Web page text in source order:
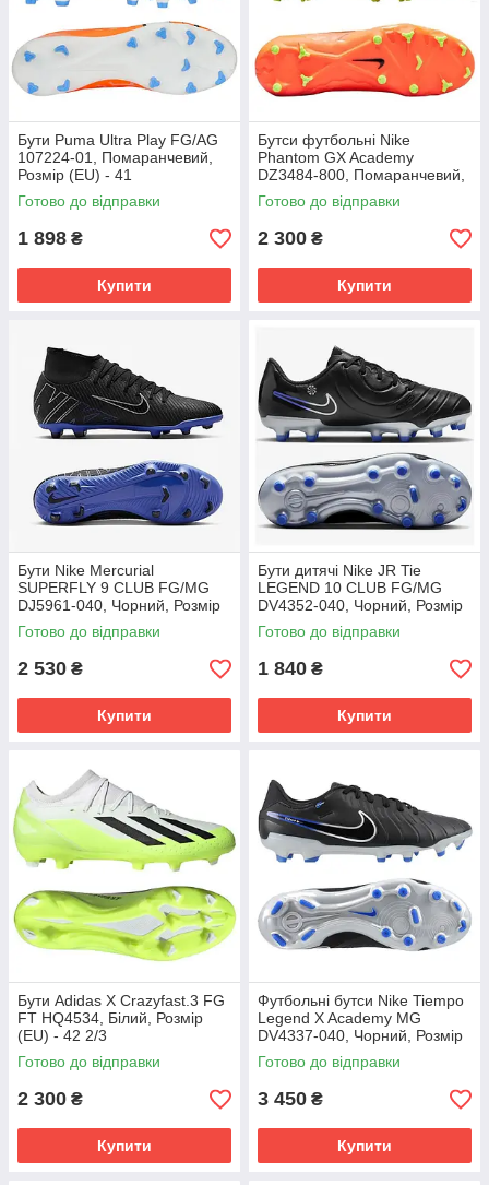
Бути Puma Ultra Play FG/AG
107224-01, Помаранчевий,
Розмір (EU) - 41
Готово до відправки
1 898 ₴
Купити
Бутси футбольні Nike
Phantom GX Academy
DZ3484-800, Помаранчевий,
Розмір (EU) - 39
Готово до відправки
2 300 ₴
Купити
Бути Nike Mercurial
SUPERFLY 9 CLUB FG/MG
DJ5961-040, Чорний, Розмір
(EU) - 42
Готово до відправки
2 530 ₴
Купити
Бути дитячі Nike JR Tie
LEGEND 10 CLUB FG/MG
DV4352-040, Чорний, Розмір
(EU) - 38.5
Готово до відправки
1 840 ₴
Купити
Бути Adidas X Crazyfast.3 FG
FT HQ4534, Білий, Розмір
(EU) - 42 2/3
Готово до відправки
2 300 ₴
Купити
Футбольні бутси Nike Tiempo
Legend X Academy MG
DV4337-040, Чорний, Розмір
(EU) - 43
Готово до відправки
3 450 ₴
Купити